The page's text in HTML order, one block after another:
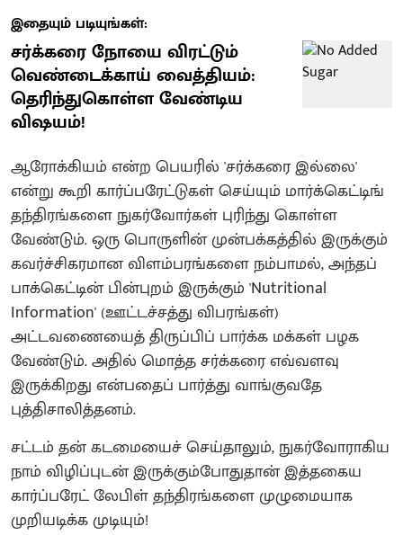
இதையும் படியுங்கள்:
சர்க்கரை நோயை விரட்டும்
வெண்டைக்காய் வைத்தியம்:
தெரிந்துகொள்ள வேண்டிய
விஷயம்!
ஆரோக்கியம் என்ற பெயரில் 'சர்க்கரை இல்லை'
என்று கூறி கார்ப்பரேட்டுகள் செய்யும் மார்க்கெட்டிங்
தந்திரங்களை நுகர்வோர்கள் புரிந்து கொள்ள
வேண்டும். ஒரு பொருளின் முன்பக்கத்தில் இருக்கும்
கவர்ச்சிகரமான விளம்பரங்களை நம்பாமல், அந்தப்
பாக்கெட்டின் பின்புறம் இருக்கும் 'Nutritional
Information' (ஊட்டச்சத்து விபரங்கள்)
அட்டவணையைத் திருப்பிப் பார்க்க மக்கள் பழக
வேண்டும். அதில் மொத்த சர்க்கரை எவ்வளவு
இருக்கிறது என்பதைப் பார்த்து வாங்குவதே
புத்திசாலித்தனம்.
சட்டம் தன் கடமையைச் செய்தாலும், நுகர்வோராகிய
நாம் விழிப்புடன் இருக்கும்போதுதான் இத்தகைய
கார்ப்பரேட் லேபிள் தந்திரங்களை முழுமையாக
முறியடிக்க முடியும்!